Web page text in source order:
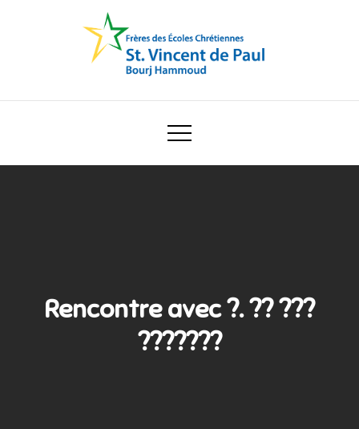
Ecole Saint Vincent de Paul
Rencontre avec ?. ?? ???
???????